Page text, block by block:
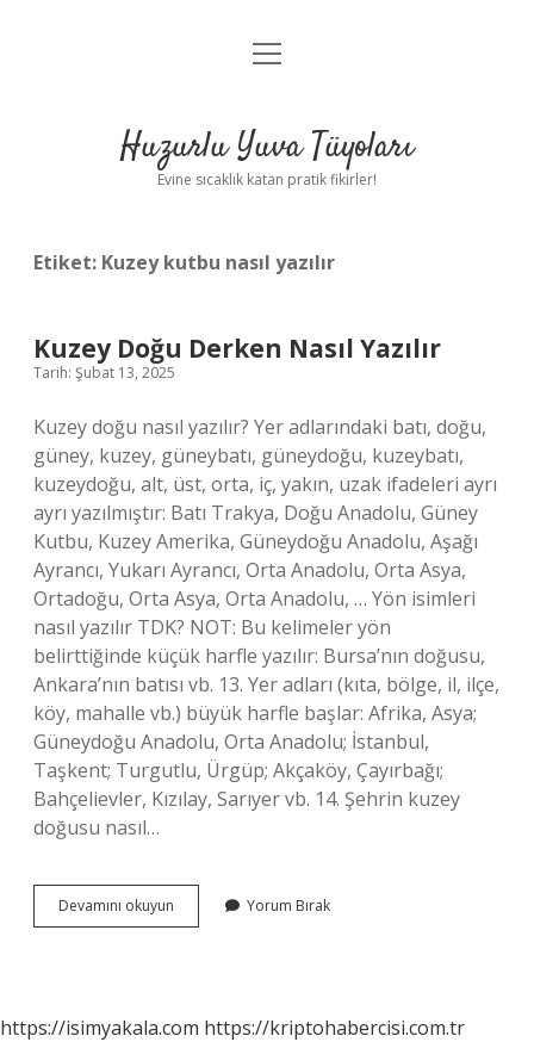
Anasayfa
Yasal Uyarı
menüyü
Huzurlu Yuva Tüyoları
Evine sıcaklık katan pratik fikirler!
Etiket: Kuzey kutbu nasıl yazılır
Kuzey Doğu Derken Nasıl Yazılır
Tarih: Şubat 13, 2025
Kuzey doğu nasıl yazılır? Yer adlarındaki batı, doğu,
güney, kuzey, güneybatı, güneydoğu, kuzeybatı,
kuzeydoğu, alt, üst, orta, iç, yakın, uzak ifadeleri ayrı
ayrı yazılmıştır: Batı Trakya, Doğu Anadolu, Güney
Kutbu, Kuzey Amerika, Güneydoğu Anadolu, Aşağı
Ayrancı, Yukarı Ayrancı, Orta Anadolu, Orta Asya,
Ortadoğu, Orta Asya, Orta Anadolu, … Yön isimleri
nasıl yazılır TDK? NOT: Bu kelimeler yön
belirttiğinde küçük harfle yazılır: Bursa’nın doğusu,
Ankara’nın batısı vb. 13. Yer adları (kıta, bölge, il, ilçe,
köy, mahalle vb.) büyük harfle başlar: Afrika, Asya;
Güneydoğu Anadolu, Orta Anadolu; İstanbul,
Taşkent; Turgutlu, Ürgüp; Akçaköy, Çayırbağı;
Bahçelievler, Kızılay, Sarıyer vb. 14. Şehrin kuzey
doğusu nasıl…
Devamını okuyun
Doğu
Yorum Bırak
https://isimyakala.com https://kriptohabercisi.com.tr